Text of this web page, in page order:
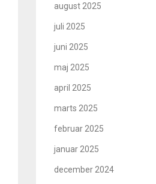
august 2025
juli 2025
juni 2025
maj 2025
april 2025
marts 2025
februar 2025
januar 2025
december 2024